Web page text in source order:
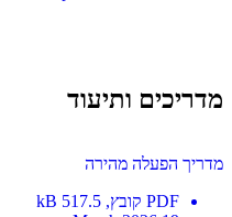
ותיעוד
הפעלה מהירה
PDF
קובץ , 517.5 kB